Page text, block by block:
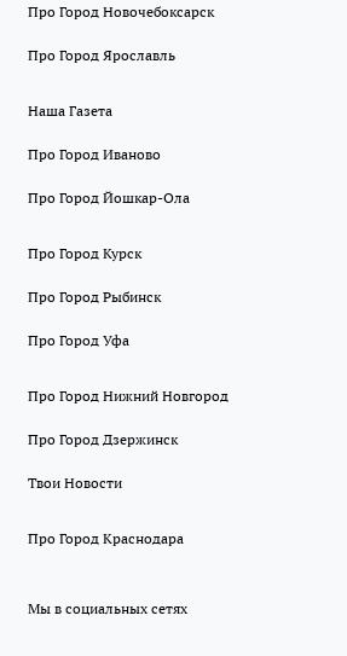
Про Город Новочебоксарск
Про Город Ярославль
Наша Газета
Про Город Иваново
Про Город Йошкар-Ола
Про Город Курск
Про Город Рыбинск
Про Город Уфа
Про Город Нижний Новгород
Про Город Дзержинск
Твои Новости
Про Город Краснодара
Мы в социальных сетях